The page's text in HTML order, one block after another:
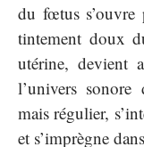
du fœtus s’ouvre
tintement doux
utérine, devient
l’univers
mais régulier,
et s’imprègne